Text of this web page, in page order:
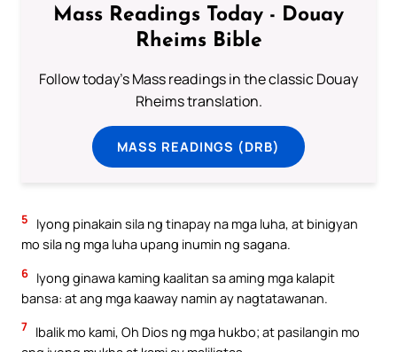
Mass Readings Today - Douay
Rheims Bible
Follow today's Mass readings in the classic Douay
Rheims translation.
MASS READINGS (DRB)
5
Iyong pinakain sila ng tinapay na mga luha, at binigyan
mo sila ng mga luha upang inumin ng sagana.
6 Iyong ginawa kaming kaalitan sa aming mga kalapit
bansa: at ang mga kaaway namin ay nagtatawanan.
7 Ibalik mo kami, Oh Dios ng mga hukbo; at pasilangin mo